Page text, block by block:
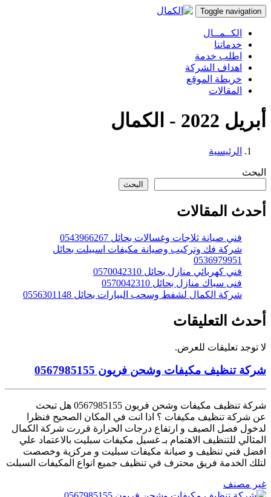
Toggle navigation
الكــمــال
خدماتنا
اطلب خدمة
اهداف الشركة
خريطة الموقع
المقالات
أبريل 2022 - الكمال
الرئيسية
البحث
البحث
أحدث المقالات
فني صيانة ثلاجات وغسالات بحائل 0543966267
شركة فك وتركيب وصيانة مكيفات اسبيلت بحائل
0536979951
فني كهربائي منازل بحائل 0570042310
فنى سباك منازل بحائل 0570042310
شركة الكمال لشفط وسحب البيارات بحائل 0556301148
أحدث التعليقات
لا توجد تعليقات للعرض.
شركة تنظيف مكيفات وشحن فريون 0567985155
شركة تنظيف مكيفات وشحن فريون 0567985155 هل تبحث
عن شركة تنظيف مكيفات ؟ اذا انت في المكان الصحيح فنظرا
لدخول فصل الصيف و ارتفاع درجات الحرارة قررت شركة الكمال
المثالي للتنظيف الاهتمام بـ غسيل مكيفات سبليت بالاعتماد علي
افضل فني تنظيف و صيانة مكيفات سبليت و مركزية وخصصت
لتلك الخدمة فريق محترف في تنظيف جميع انواع المكيفات السبلت
غير مصنف